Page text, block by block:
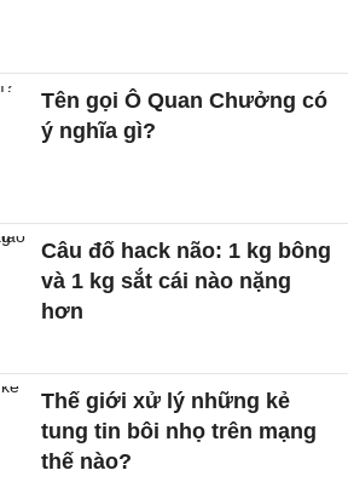
Tên gọi Ô Quan Chưởng có
ý nghĩa gì?
Câu đố hack não: 1 kg bông
và 1 kg sắt cái nào nặng
hơn
Thế giới xử lý những kẻ
tung tin bôi nhọ trên mạng
thế nào?